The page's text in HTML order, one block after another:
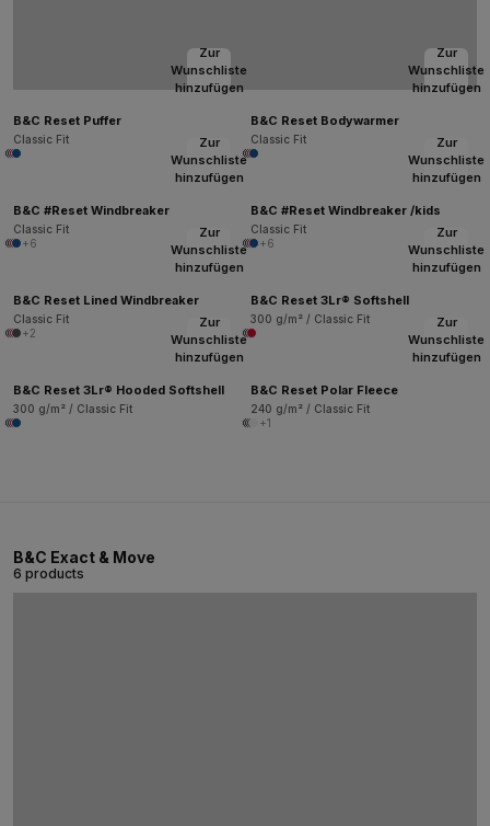
Zur
Wunschliste
hinzufügen
B&C Reset Puffer
Classic Fit
Zur
Wunschliste
hinzufügen
B&C Reset Bodywarmer
Classic Fit
Zur
Wunschliste
hinzufügen
B&C #Reset Windbreaker
Classic Fit
+6
Zur
Wunschliste
hinzufügen
B&C #Reset Windbreaker /kids
Classic Fit
+6
Zur
Wunschliste
hinzufügen
B&C Reset Lined Windbreaker
Classic Fit
+2
Zur
Wunschliste
hinzufügen
B&C Reset 3Lr® Softshell
300 g/m² / Classic Fit
Zur
Wunschliste
hinzufügen
B&C Reset 3Lr® Hooded Softshell
300 g/m² / Classic Fit
Zur
Wunschliste
hinzufügen
B&C Reset Polar Fleece
240 g/m² / Classic Fit
+1
B&C Exact & Move
6 products